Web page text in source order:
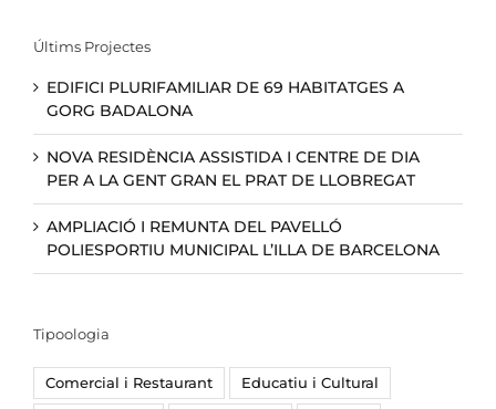
Últims Projectes
EDIFICI PLURIFAMILIAR DE 69 HABITATGES A
GORG BADALONA
NOVA RESIDÈNCIA ASSISTIDA I CENTRE DE DIA
PER A LA GENT GRAN EL PRAT DE LLOBREGAT
AMPLIACIÓ I REMUNTA DEL PAVELLÓ
POLIESPORTIU MUNICIPAL L’ILLA DE BARCELONA
Tipoologia
Comercial i Restaurant Educatiu i Cultural